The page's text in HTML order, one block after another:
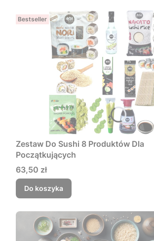
Bestseller
Zestaw Do Sushi 8 Produktów Dla
Początkujących
Cena
63,50 zł
Do koszyka